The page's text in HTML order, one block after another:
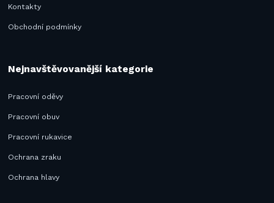
Kontakty
Obchodní podmínky
Nejnavštěvovanější kategorie
Pracovní oděvy
Pracovní obuv
Pracovní rukavice
Ochrana zraku
Ochrana hlavy